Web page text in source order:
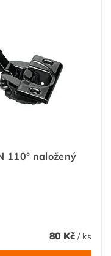
110° naložený
80 Kč / ks